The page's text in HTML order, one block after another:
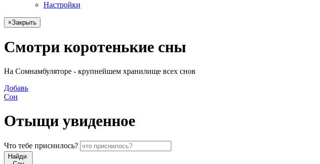
Настройки
×Закрыть
Смотри коротенькие сны
На Сомнамбуляторе - крупнейшем хранилище всех снов
Добавь
Сон
Отыщи увиденное
Что тебе приснилось?
Найди